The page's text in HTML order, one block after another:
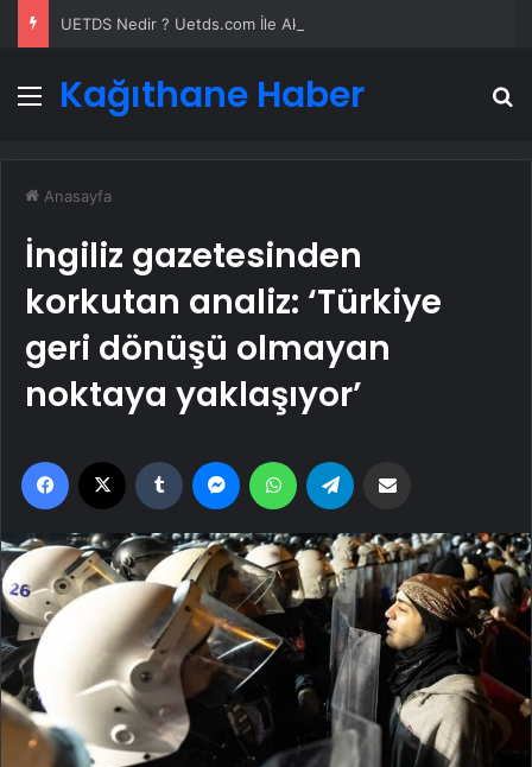
Menü
Kağıthane Haber
Anasayfa
İngiliz gazetesinden
korkutan analiz: ‘Türkiye
geri dönüşü olmayan
noktaya yaklaşıyor’
Facebook Tumblr MessengerWhatsApp